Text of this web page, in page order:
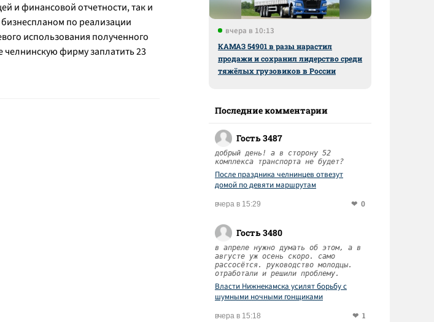
и финансовой отчетности, так и
по реализации
использования полученного
челнинскую фирму заплатить 23
вчера в 10:13
КАМАЗ 54901 в разы нарастил
продажи и сохранил лидерство среди
тяжёлых грузовиков в России
Последние комментарии
Гость 3487
добрый день! а в сторону 52
комплекса транспорта не будет?
После праздника челнинцев отвезут
домой по девяти маршрутам
вчера в 15:29 0
Гость 3480
в апреле нужно думать об этом, а в
августе уж осень скоро. само
рассосётся. руководство молодцы.
отработали и решили проблему.
Власти Нижнекамска усилят борьбу с
шумными ночными гонщиками
вчера в 15:18 1